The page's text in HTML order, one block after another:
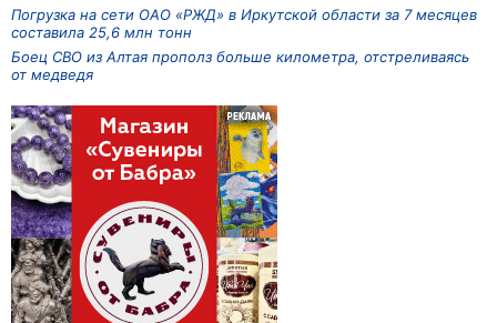
Погрузка на сети ОАО «РЖД» в Иркутской области за 7 месяцев
составила 25,6 млн тонн
Боец СВО из Алтая прополз больше километра, отстреливаясь
от медведя